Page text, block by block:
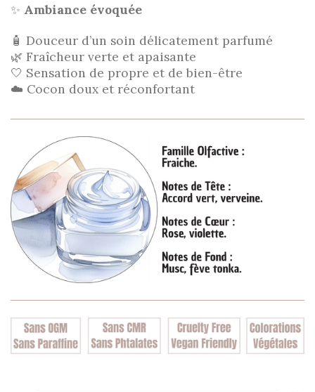
✨ Ambiance évoquée
🧴 Douceur d’un soin délicatement parfumé
🌿 Fraîcheur verte et apaisante
🤍 Sensation de propre et de bien-être
☁️ Cocon doux et réconfortant